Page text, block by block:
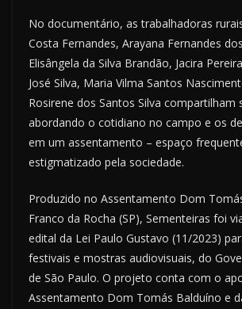
No documentário, as trabalhadoras
Costa Fernandes, Arayana Fernandes
Elisângela da Silva Brandão, Jacira
José Silva, Maria Vilma Santos
Rosirene dos Santos Silva compartilham
abordando o cotidiano no campo e os
em um assentamento – espaço
estigmatizado pela sociedade.
Produzido no Assentamento Dom
Franco da Rocha (SP), Sementeiras foi
edital da Lei Paulo Gustavo (11/2023)
festivais e mostras audiovisuais, do
de São Paulo. O projeto conta com o
Assentamento Dom Tomás Balduíno e